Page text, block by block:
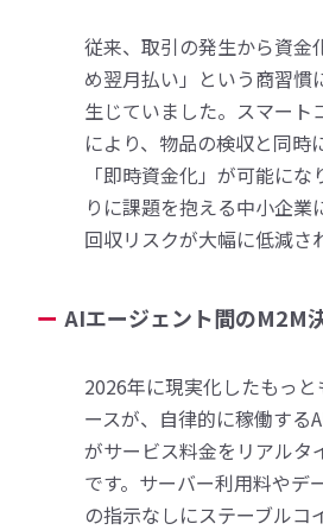
従来、取引の発生から資金
め翌月払い」という商習慣
生じていました。スマート
により、物品の検収と同時
「即時資金化」が可能に
りに課題を抱える中小企業
回収リスクが大幅に低減さ
AIエージェント間のM2M
2026年に現実化したもっ
ースが、自律的に稼働する
がサービス料金をリアルタ
です。サーバー利用料やデ
の指示なしにステーブルコ